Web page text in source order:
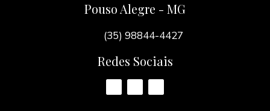
Pouso Alegre - MG
(35) 98844-4427
Redes Sociais